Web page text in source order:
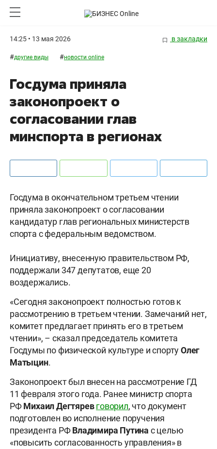
14:25 • 13 мая 2026 в закладки
#другие виды #новости online
Госдума приняла
законопроект о
согласовании глав
минспорта в регионах
Госдума в окончательном третьем чтении
приняла законопроект о согласовании
кандидатур глав региональных министерств
спорта с федеральным ведомством.
Инициативу, внесенную правительством РФ,
поддержали 347 депутатов, еще 20
воздержались.
«Сегодня законопроект полностью готов к
рассмотрению в третьем чтении. Замечаний нет,
комитет предлагает принять его в третьем
чтении», – сказал председатель комитета
Госдумы по физической культуре и спортуОлег
Матыцин.
Законопроект был внесен на рассмотрение ГД
11 февраля этого года. Ранее министр спорта
РФМихаил Дегтярев говорил, что документ
подготовлен во исполнение поручения
президента РФВладимира Путина с целью
«повысить согласованность управления» в